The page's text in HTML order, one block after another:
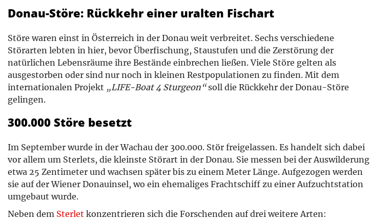
Donau-Störe: Rückkehr einer uralten Fischart
Störe waren einst in Österreich in der Donau weit verbreitet. Sechs verschiedene
Störarten lebten in hier, bevor Überfischung, Staustufen und die Zerstörung der
natürlichen Lebensräume ihre Bestände einbrechen ließen. Viele Störe gelten als
ausgestorben oder sind nur noch in kleinen Restpopulationen zu finden. Mit dem
internationalen Projekt „LIFE-Boat 4 Sturgeon“soll die Rückkehr der Donau-Störe
gelingen.
300.000 Störe besetzt
Im September wurde in der Wachau der 300.000. Stör freigelassen. Es handelt sich dabei
vor allem um Sterlets, die kleinste Störart in der Donau. Sie messen bei der Auswilderung
etwa 25 Zentimeter und wachsen später bis zu einem Meter Länge. Aufgezogen werden
sie auf der Wiener Donauinsel, wo ein ehemaliges Frachtschiff zu einer Aufzuchtstation
umgebaut wurde.
Neben dem Sterlet konzentrieren sich die Forschenden auf drei weitere Arten: